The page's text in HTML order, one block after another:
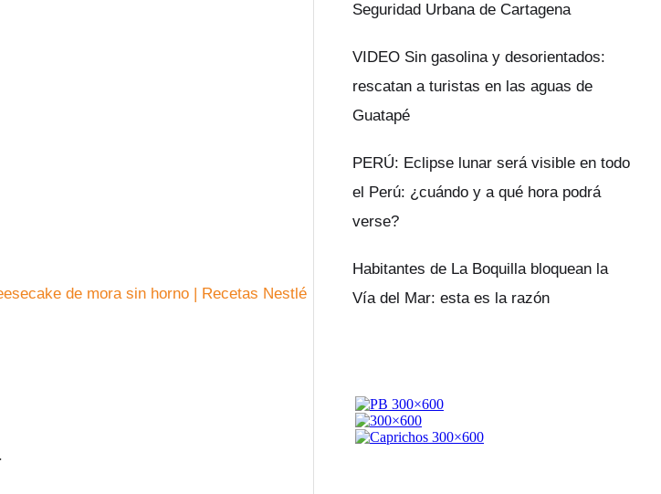
Seguridad Urbana de Cartagena
VIDEO Sin gasolina y desorientados:
rescatan a turistas en las aguas de
Guatapé
PERÚ: Eclipse lunar será visible en todo
el Perú: ¿cuándo y a qué hora podrá
verse?
Habitantes de La Boquilla bloquean la
Vía del Mar: esta es la razón